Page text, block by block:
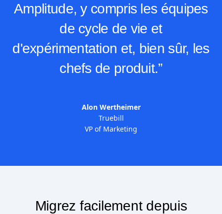
Amplitude, y compris les équipes
de cycle de vie et
d'expérimentation et, bien sûr, les
chefs de produit.”
Alon Wertheimer
Truebill
VP of Marketing
Migrez facilement depuis